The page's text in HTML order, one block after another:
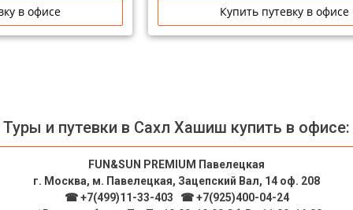
в офисе Купить путевку в офисе
Туры и путевки в Сахл Хашиш купить в офисе:
FUN&SUN PREMIUM Павелецкая
г. Москва, м. Павелецкая, Зацепский Вал, 14 оф. 208
☎ +7(499)11-33-403
☎ +7(925)400-04-24